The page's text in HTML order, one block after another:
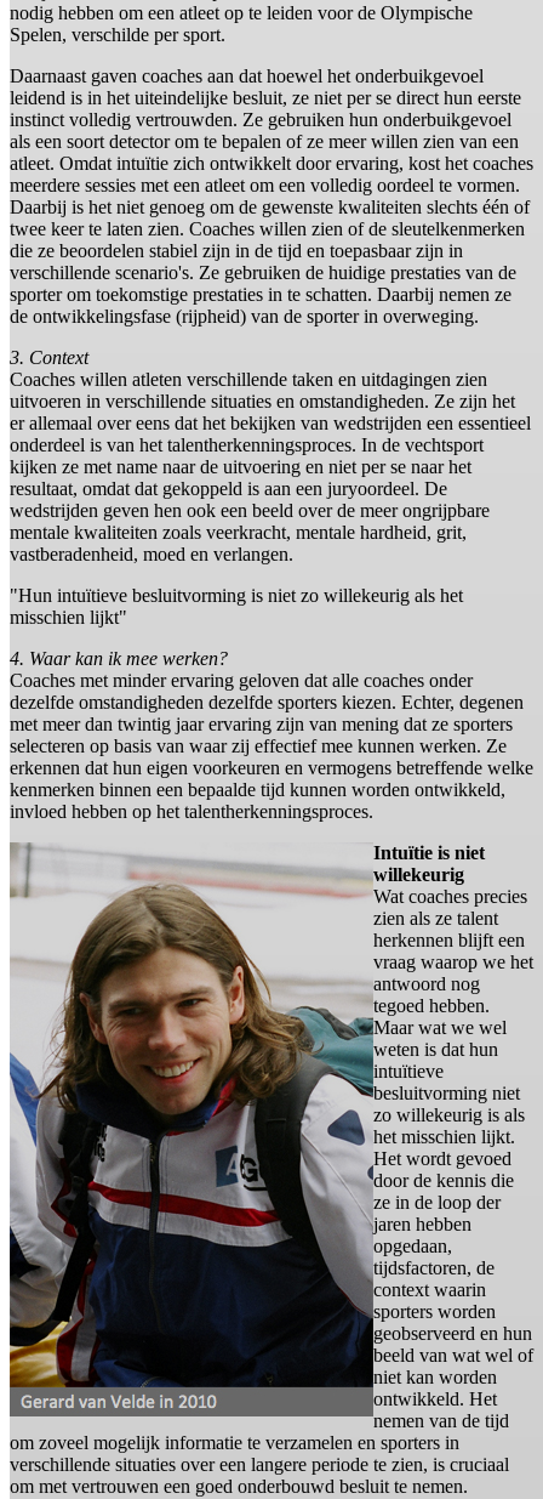
nodig hebben om een atleet op te leiden voor de Olympische
Spelen, verschilde per sport.
Daarnaast gaven coaches aan dat hoewel het onderbuikgevoel
leidend is in het uiteindelijke besluit, ze niet per se direct hun eerste
instinct volledig vertrouwden. Ze gebruiken hun onderbuikgevoel
als een soort detector om te bepalen of ze meer willen zien van een
atleet. Omdat intuïtie zich ontwikkelt door ervaring, kost het coaches
meerdere sessies met een atleet om een volledig oordeel te vormen.
Daarbij is het niet genoeg om de gewenste kwaliteiten slechts één of
twee keer te laten zien. Coaches willen zien of de sleutelkenmerken
die ze beoordelen stabiel zijn in de tijd en toepasbaar zijn in
verschillende scenario's. Ze gebruiken de huidige prestaties van de
sporter om toekomstige prestaties in te schatten. Daarbij nemen ze
de ontwikkelingsfase (rijpheid) van de sporter in overweging.
3. Context
Coaches willen atleten verschillende taken en uitdagingen zien
uitvoeren in verschillende situaties en omstandigheden. Ze zijn het
er allemaal over eens dat het bekijken van wedstrijden een essentieel
onderdeel is van het talentherkenningsproces. In de vechtsport
kijken ze met name naar de uitvoering en niet per se naar het
resultaat, omdat dat gekoppeld is aan een juryoordeel. De
wedstrijden geven hen ook een beeld over de meer ongrijpbare
mentale kwaliteiten zoals veerkracht, mentale hardheid, grit,
vastberadenheid, moed en verlangen.
"Hun intuïtieve besluitvorming is niet zo willekeurig als het
misschien lijkt"
4. Waar kan ik mee werken?
Coaches met minder ervaring geloven dat alle coaches onder
dezelfde omstandigheden dezelfde sporters kiezen. Echter, degenen
met meer dan twintig jaar ervaring zijn van mening dat ze sporters
selecteren op basis van waar zij effectief mee kunnen werken. Ze
erkennen dat hun eigen voorkeuren en vermogens betreffende welke
kenmerken binnen een bepaalde tijd kunnen worden ontwikkeld,
invloed hebben op het talentherkenningsproces.
Intuïtie is niet
willekeurig
Wat coaches precies
zien als ze talent
herkennen blijft een
vraag waarop we het
antwoord nog
tegoed hebben.
Maar wat we wel
weten is dat hun
intuïtieve
besluitvorming niet
zo willekeurig is als
het misschien lijkt.
Het wordt gevoed
door de kennis die
ze in de loop der
jaren hebben
opgedaan,
tijdsfactoren, de
context waarin
sporters worden
geobserveerd en hun
beeld van wat wel of
niet kan worden
ontwikkeld. Het
nemen van de tijd
om zoveel mogelijk informatie te verzamelen en sporters in
verschillende situaties over een langere periode te zien, is cruciaal
om met vertrouwen een goed onderbouwd besluit te nemen.